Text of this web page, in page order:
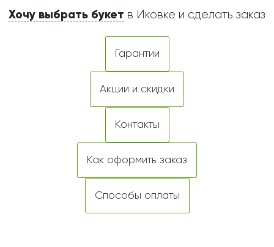
Хочу выбрать букет в Иковке и сделать заказ
Гарантии
Акции и скидки
Контакты
Как оформить заказ
Способы оплаты